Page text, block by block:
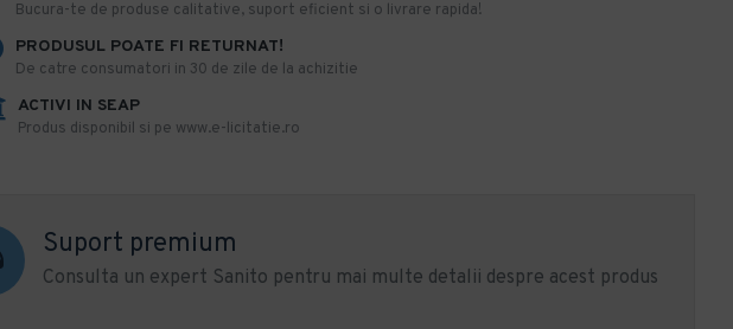
​Bucura-te de produse calitative, suport eficient si o livrare rapida!
PRODUSUL POATE FI RETURNAT!
De catre consumatori in 30 de zile de la achizitie
ACTIVI IN SEAP
Produs disponibil si pe www.e-licitatie.ro
Suport premium
Consulta un expert Sanito pentru mai multe detalii despre acest produs